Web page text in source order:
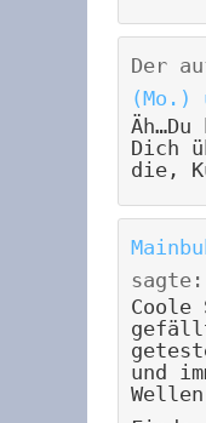
Der
(Mo.)
Dich
die,
sagte:
Coole
und